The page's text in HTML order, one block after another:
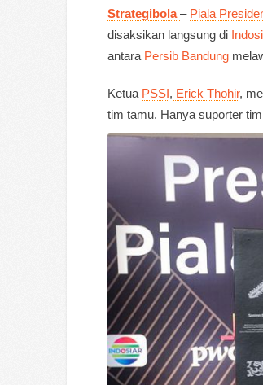
Strategibola– Piala
disaksikan langsung di
antara Persib Bandung
Ketua PSSI, Erick Thohir,
tim tamu. Hanya suporter